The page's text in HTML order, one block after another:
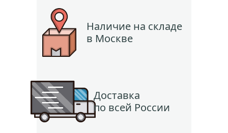
Наличие на складе
в Москве
Доставка
по всей России